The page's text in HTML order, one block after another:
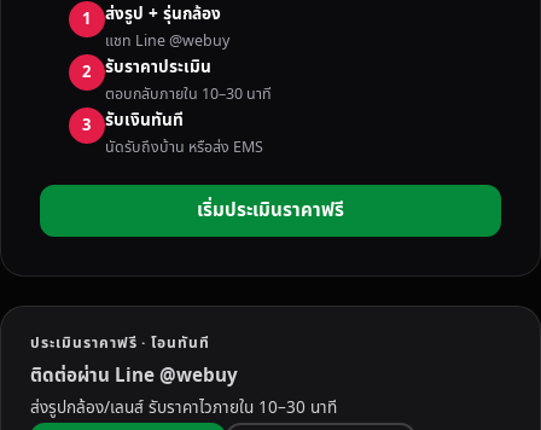
ที่
ม่
ใ
ช้
น
เ
เ
ร
1 ส่งรูป + รุ่นกล้อง
แชท Line @webuy
2 รับราคาประเมิน
ตอบกลับภายใน 10–30 นาที
3 รับเงินทันที
นัดรับถึงบ้าน หรือส่ง EMS
เริ่มประเมินราคาฟรี
ประเมินราคาฟรี · โอนทันที
ติดต่อผ่าน Line @webuy
ส่งรูปกล้อง/เลนส์ รับราคาไวภายใน 10–30 นาที